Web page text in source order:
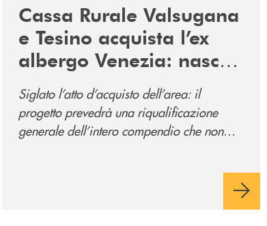
Cassa Rurale Valsugana
e Tesino acquista l’ex
albergo Venezia: nasce
il nuovo polo
direzionale della banca
e al servizio della
Siglato l’atto d’acquisto dell’area: il
progetto prevedrà una riqualificazione
generale dell’intero compendio che non